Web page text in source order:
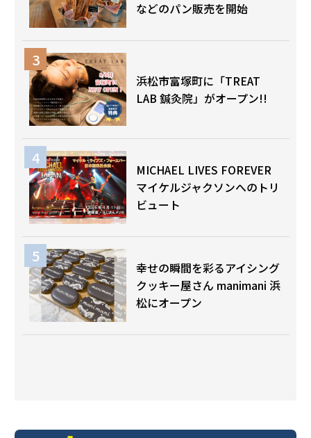
などのパン販売を開始
浜松市富塚町に「TREAT
LAB 鍼灸院」がオープン!!
MICHAEL LIVES FOREVER
マイケルジャクソンへのトリ
ビュート
幸せの瞬間を彩るアイシング
クッキー屋さん manimani 浜
松にオープン